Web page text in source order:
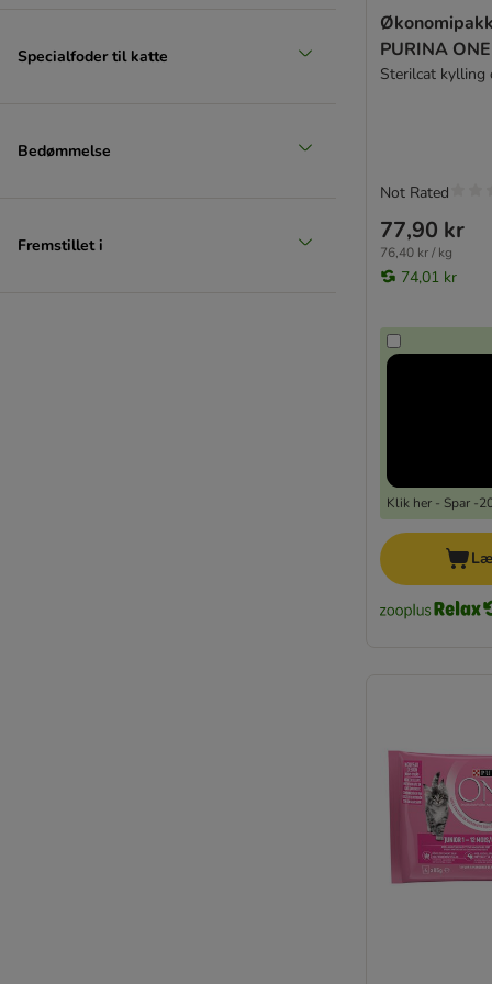
KITTY Cat
Specialfoder til katte
Bedømmelse
Fremstillet i
PURINA ONE
Sterilcat kylling
77,90 kr
76,40 kr / kg
74,01 kr
Klik her - Spar -
Not Rated